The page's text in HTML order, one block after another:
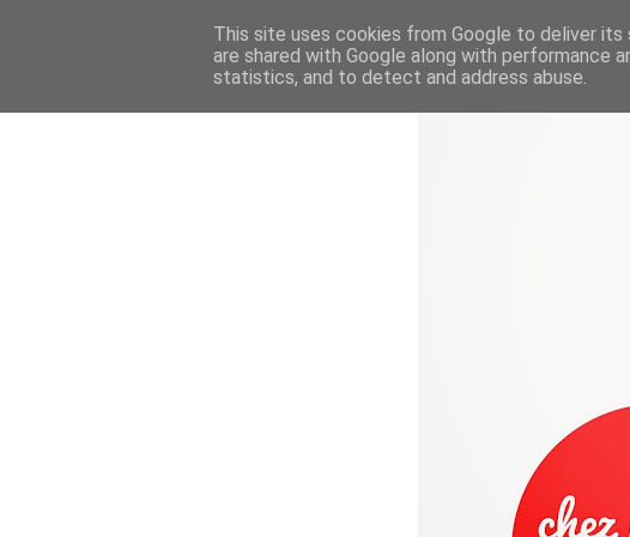
This site uses cookies from Google to deliver
are shared with Google along with performance
statistics, and to detect and address abuse.